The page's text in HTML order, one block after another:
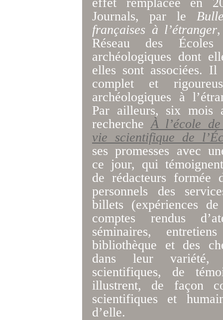
Journals, par le
françaises à l’étranger
Réseau des
archéologiques dont
elles sont associées.
complet et
archéologiques à
Par ailleurs, six mois
rechercheÀ l’école
vie scientifique de
ses promesses avec
ce jour, qui
de rédacteurs formée
personnels des
billets (expériences
comptes rendus
séminaires,
bibliothèque et des
dans leur variété,
scientifiques, de
illustrent, de façon
scientifiques et
d’elle.